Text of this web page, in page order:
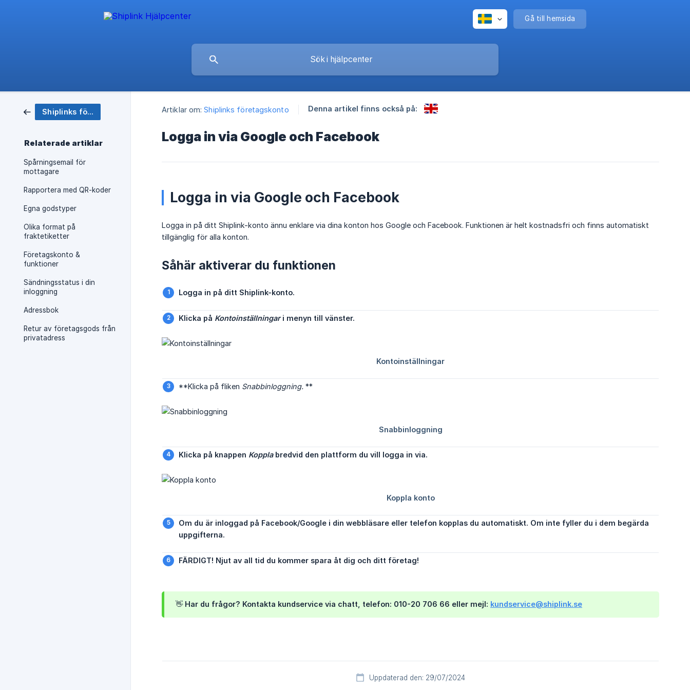
Gå till hemsida
Shiplinks företagskonto
Relaterade artiklar
Spårningsemail för
mottagare
Rapportera med QR-koder
Egna godstyper
Olika format på
fraktetiketter
Företagskonto &
funktioner
Sändningsstatus i din
inloggning
Adressbok
Retur av företagsgods från
privatadress
Artiklar om: Shiplinks företagskonto Denna artikel finns också på:
Logga in via Google och Facebook
Logga in via Google och Facebook
Logga in på ditt Shiplink-konto ännu enklare via dina konton hos Google och Facebook. Funktionen är helt kostnadsfri och finns automatiskt
tillgänglig för alla konton.
Såhär aktiverar du funktionen
Logga in på ditt Shiplink-konto.
Klicka på Kontoinställningar i menyn till vänster.
**Klicka på fliken Snabbinloggning. **
Klicka på knappen Koppla bredvid den plattform du vill logga in via.
Om du är inloggad på Facebook/Google i din webbläsare eller telefon kopplas du automatiskt. Om inte fyller du i dem begärda
uppgifterna.
FÄRDIGT! Njut av all tid du kommer spara åt dig och ditt företag!
👋 Har du frågor? Kontakta kundservice via chatt, telefon: 010-20 706 66 eller mejl: kundservice@shiplink.se
Uppdaterad den: 29/07/2024